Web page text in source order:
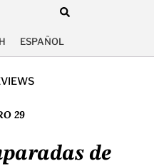
ESPAÑOL
29
de